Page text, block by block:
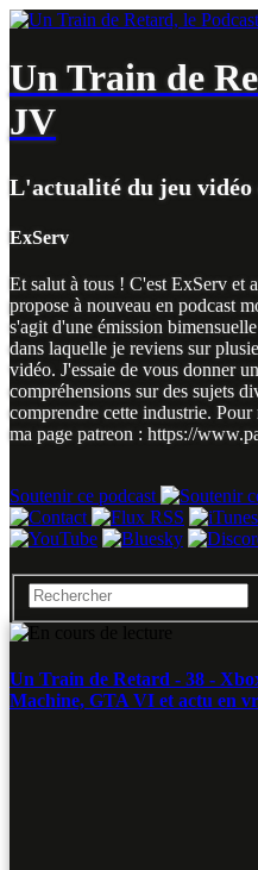
Un Train de
JV
L'actualité du jeu vidéo
ExServ
Et salut à tous ! C'est ExServ et
propose à nouveau en podcast
s'agit d'une émission
dans laquelle je reviens sur
vidéo. J'essaie de vous donner
compréhensions sur des sujets
comprendre cette industrie.
ma page patreon : https://
Soutenir ce podcast
Un Train de Retard - 38 -
Machine, GTA VI et actu en